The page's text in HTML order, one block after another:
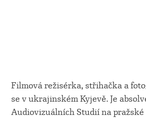
Filmová režisérka, střihačka a
se v ukrajinském Kyjevě. Je
Audiovizuálních Studií na pražské